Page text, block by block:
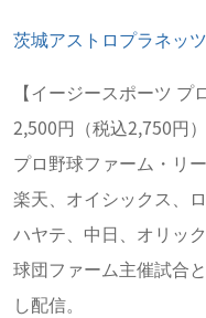
茨城アストロプラネッ
【イージースポーツ
2,500円（税込2,750円）
プロ野球ファーム・リ
楽天、オイシックス、
ハヤテ、中日、オリッ
球団ファーム主催試合
し配信。